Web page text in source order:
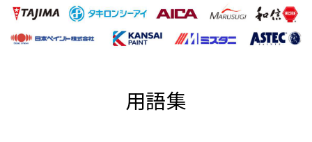
用語集